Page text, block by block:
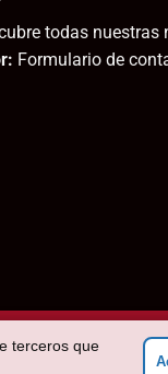
todas nuestras
Formulario de
terceros que